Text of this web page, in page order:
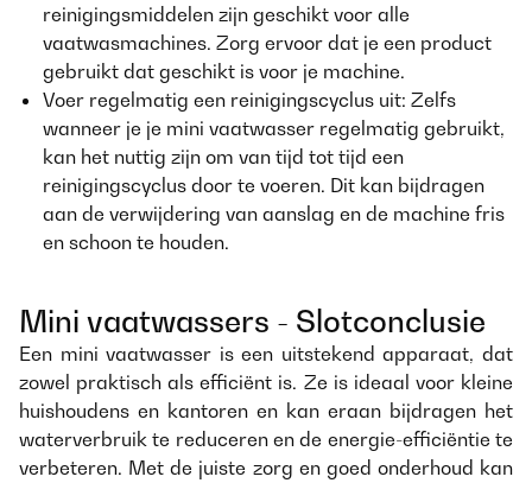
reinigingsmiddelen zijn geschikt voor alle
vaatwasmachines. Zorg ervoor dat je een product
gebruikt dat geschikt is voor je machine.
Voer regelmatig een reinigingscyclus uit: Zelfs
wanneer je je mini vaatwasser regelmatig gebruikt,
kan het nuttig zijn om van tijd tot tijd een
reinigingscyclus door te voeren. Dit kan bijdragen
aan de verwijdering van aanslag en de machine fris
en schoon te houden.
Mini vaatwassers - Slotconclusie
Een mini vaatwasser is een uitstekend apparaat, dat
zowel praktisch als efficiënt is. Ze is ideaal voor kleine
huishoudens en kantoren en kan eraan bijdragen het
waterverbruik te reduceren en de energie-efficiëntie te
verbeteren. Met de juiste zorg en goed onderhoud kan